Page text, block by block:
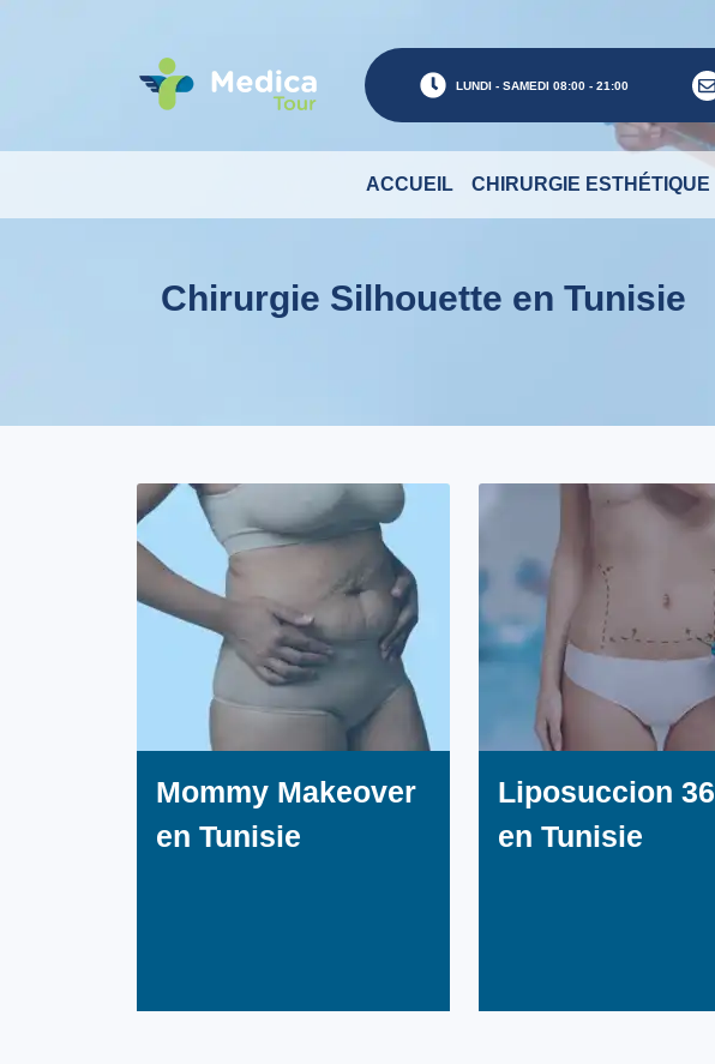
LUNDI - SAMEDI 08:00 - 21:00
ACCUEIL CHIRURGIE ESTHÉTIQUE
Chirurgie Silhouette en Tunisie
Mommy Makeover
en Tunisie
Liposuccion
en Tunisie